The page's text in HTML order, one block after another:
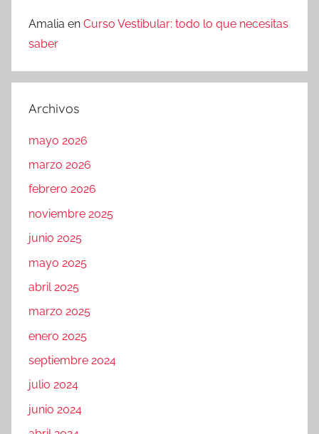
Amalia en Curso Vestibular: todo lo que necesitas
saber
Archivos
mayo 2026
marzo 2026
febrero 2026
noviembre 2025
junio 2025
mayo 2025
abril 2025
marzo 2025
enero 2025
septiembre 2024
julio 2024
junio 2024